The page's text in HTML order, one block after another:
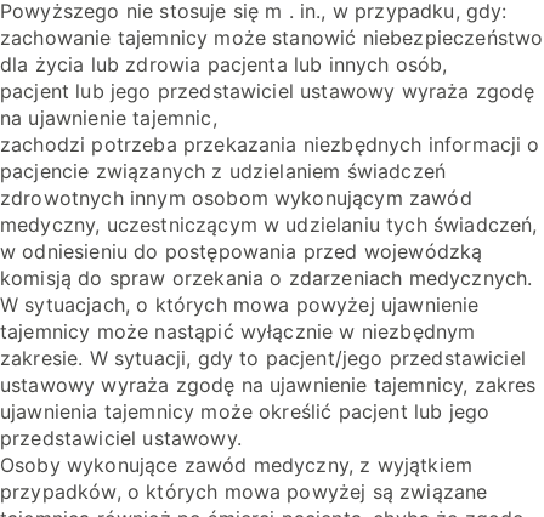
Powyższego nie stosuje się m . in., w przypadku, gdy:
zachowanie tajemnicy może stanowić niebezpieczeństwo
dla życia lub zdrowia pacjenta lub innych osób,
pacjent lub jego przedstawiciel ustawowy wyraża zgodę
na ujawnienie tajemnic,
zachodzi potrzeba przekazania niezbędnych informacji o
pacjencie związanych z udzielaniem świadczeń
zdrowotnych innym osobom wykonującym zawód
medyczny, uczestniczącym w udzielaniu tych świadczeń,
w odniesieniu do postępowania przed wojewódzką
komisją do spraw orzekania o zdarzeniach medycznych.
W sytuacjach, o których mowa powyżej ujawnienie
tajemnicy może nastąpić wyłącznie w niezbędnym
zakresie. W sytuacji, gdy to pacjent/jego przedstawiciel
ustawowy wyraża zgodę na ujawnienie tajemnicy, zakres
ujawnienia tajemnicy może określić pacjent lub jego
przedstawiciel ustawowy.
Osoby wykonujące zawód medyczny, z wyjątkiem
przypadków, o których mowa powyżej są związane